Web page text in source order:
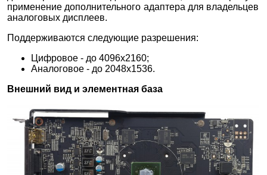
применение дополнительного адаптера для владельцев
аналоговых дисплеев.
Поддерживаются следующие разрешения:
Цифровое - до 4096x2160;
Аналоговое - до 2048x1536.
Внешний вид и элементная база